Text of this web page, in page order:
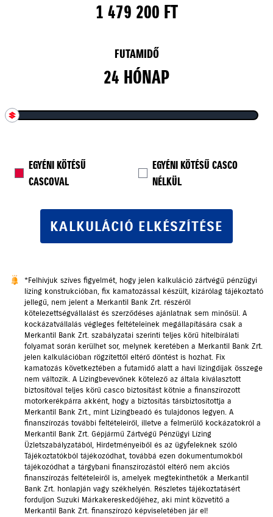
1 479 200 FT
FUTAMIDŐ
24 HÓNAP
EGYÉNI KÖTÉSŰ
CASCOVAL
EGYÉNI KÖTÉSŰ CASCO
NÉLKÜL
KALKULÁCIÓ ELKÉSZÍTÉSE
*Felhívjuk szíves figyelmét, hogy jelen kalkuláció zártvégű pénzügyi
lízing konstrukcióban, fix kamatozással készült, kizárólag tájékoztató
jellegű, nem jelent a Merkantil Bank Zrt. részéről
kötelezettségvállalást és szerződéses ajánlatnak sem minősül. A
kockázatvállalás végleges feltételeinek megállapítására csak a
Merkantil Bank Zrt. szabályzatai szerinti teljes körű hitelbírálati
folyamat során kerülhet sor, melynek keretében a Merkantil Bank Zrt.
jelen kalkulációban rögzítettől eltérő döntést is hozhat. Fix
kamatozás következtében a futamidő alatt a havi lízingdíjak összege
nem változik. A Lízingbevevőnek kötelező az általa kiválasztott
biztosítóval teljes körű casco biztosítást kötnie a finanszírozott
motorkerékpárra akként, hogy a biztosítás társbiztosítottja a
Merkantil Bank Zrt., mint Lízingbeadó és tulajdonos legyen. A
finanszírozás további feltételeiről, illetve a felmerülő kockázatokról a
Merkantil Bank Zrt. Gépjármű Zártvégű Pénzügyi Lízing
Üzletszabályzatából, Hirdetményeiből és az ügyfeleknek szóló
Tájékoztatókból tájékozódhat, továbbá ezen dokumentumokból
tájékozódhat a tárgybani finanszírozástól eltérő nem akciós
finanszírozás feltételeiről is, amelyek megtekinthetők a Merkantil
Bank Zrt. honlapján vagy székhelyén. Részletes tájékoztatásért
forduljon Suzuki Márkakereskedőjéhez, aki mint közvetítő a
Merkantil Bank Zrt. finanszírozó képviseletében jár el!